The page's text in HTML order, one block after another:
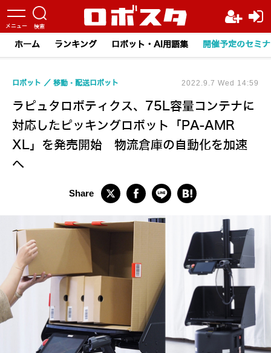
ホーム ランキング ロボット・AI用語集 開催予定のセミ
ラピュタロボティクス、75L容量コンテナに
対応したピッキングロボット「PA-AMR
XL」を発売開始 物流倉庫の自動化を加速
へ
ロボット 移動・配送ロボット 2022.9.7 Wed 14:59